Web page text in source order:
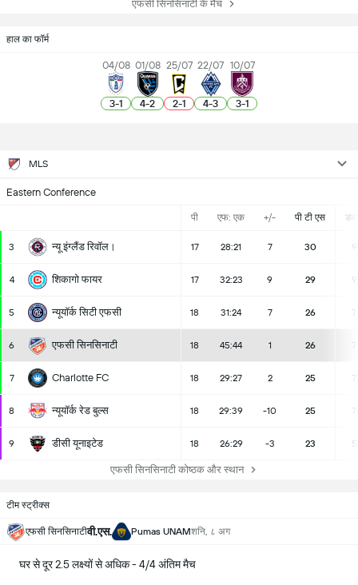
एफसी सिनसिनाटी के मैच
हाल का फॉर्म
04/08
3-1
01/08
4-2
25/07
2-1
22/07
4-3
10/07
3-1
MLS
Eastern Conference
पी एफ: एक +/- पी टी एस
3 न्यू इंग्लैंड रिवॉल। 17 28:21 7 30 9
4 शिकागो फायर 17 32:23 9 29 9
5 न्यूयॉर्क सिटी एफसी 18 31:24 7 26 7
6 एफसी सिनसिनाटी 18 45:44 1 26 7
7 Charlotte FC 18 29:27 2 25 7
8 न्यूयॉर्क रेड बुल्स 18 29:39 -10 25 7
9 डीसी यूनाइटेड 18 26:29 -3 23 5
एफसी सिनसिनाटी कोष्ठक और स्थान
टीम स्ट्रीक्स
एफसी सिनसिनाटीवी.एस. Pumas UNAMशनि, ८ अग
घर से दूर 2.5 लक्ष्यों से अधिक - 4/4 अंतिम मैच